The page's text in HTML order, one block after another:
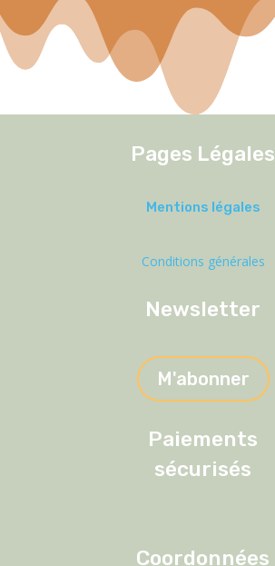
Pages Légales
Mentions légales
Conditions générales
Newsletter
M'abonner
Paiements
sécurisés
Coordonnées